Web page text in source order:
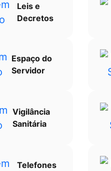
Leis e
Decretos
Espaço do
Servidor
Vigilância
Sanitária
Telefones